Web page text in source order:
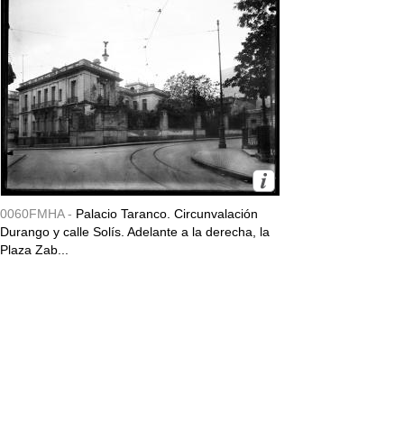
0060FMHA - Palacio Taranco. Circunvalación
Durango y calle Solís. Adelante a la derecha, la
Plaza Zab...